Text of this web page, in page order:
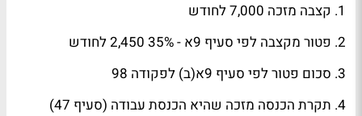
1. קצבה מזכה 7,000 לחודש
2. פטור מקצבה לפי סעיף 9א - 35% 2,450 לחודש
3. סכום פטור לפי סעיף 9א(ב) לפקודה 98
4. תקרת הכנסה מזכה שהיא הכנסת עבודה (סעיף 47)